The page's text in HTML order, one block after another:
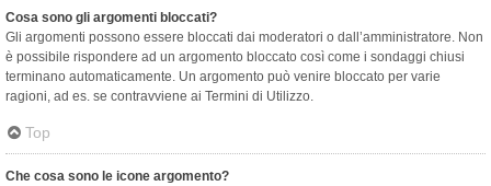
Cosa sono gli argomenti bloccati?
Gli argomenti possono essere bloccati dai moderatori o dall’amministratore. Non
è possibile rispondere ad un argomento bloccato così come i sondaggi chiusi
terminano automaticamente. Un argomento può venire bloccato per varie
ragioni, ad es. se contravviene ai Termini di Utilizzo.
Top
Che cosa sono le icone argomento?